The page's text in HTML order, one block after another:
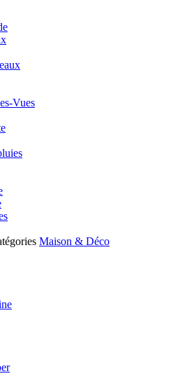
Vues
Maison & Déco